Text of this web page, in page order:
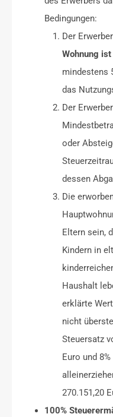
Bedingungen:
Der
Wohnung
mindestens
das
Der
oder
dessen
Die
Eltern sein,
Kindern in
Haushalt
erklärte
nicht
Steuersatz
Euro und
270.151,20
100%